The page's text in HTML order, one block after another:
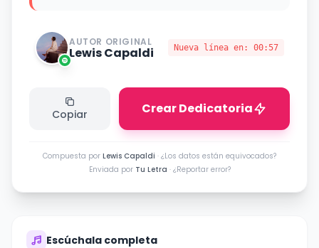
AUTOR ORIGINAL
Lewis Capaldi Nueva línea en: 00:57
Copiar Crear Dedicatoria
Compuesta por Lewis Capaldi · ¿Los datos están equivocados?
Enviada por Tu Letra · ¿Reportar error?
Escúchala completa